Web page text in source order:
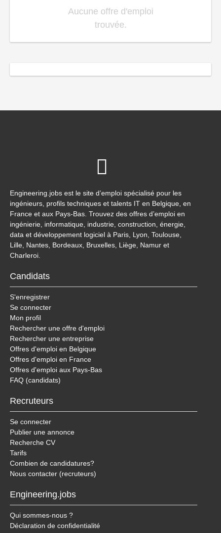
Aucune offre d'emploi
trouvée.
Engineering.jobs est le site d’emploi spécialisé pour les
ingénieurs, profils techniques et talents IT en Belgique, en
France et aux Pays-Bas. Trouvez des offres d’emploi en
ingénierie, informatique, industrie, construction, énergie,
data et développement logiciel à Paris, Lyon, Toulouse,
Lille, Nantes, Bordeaux, Bruxelles, Liège, Namur et
Charleroi.
Candidats
S'enregistrer
Se connecter
Mon profil
Rechercher une offre d'emploi
Rechercher une entreprise
Offres d'emploi en Belgique
Offres d'emploi en France
Offres d'emploi aux Pays-Bas
FAQ (candidats)
Recruteurs
Se connecter
Publier une annonce
Recherche CV
Tarifs
Combien de candidatures?
Nous contacter (recruteurs)
Engineering.jobs
Qui sommes-nous ?
Déclaration de confidentialité